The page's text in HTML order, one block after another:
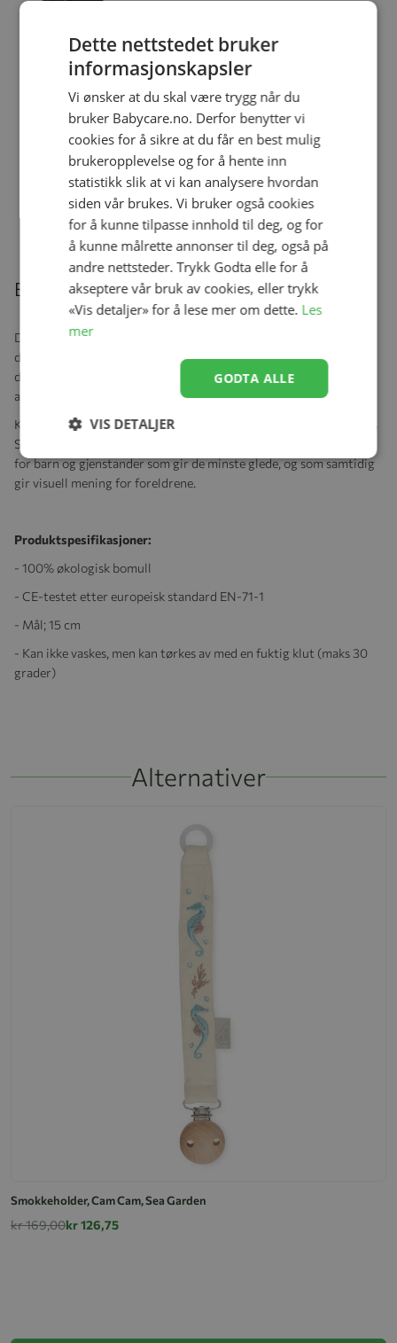
Ullbody, Helledussen, Deep Oak
kr 279,00kr 167,40
Ullongs, Helledussen, Navy
kr 279,00 kr 167,40
Beskrivelse
Denne fine stroppen er ideell for å holde godt fast i smokken til
den lille, slik at den ikke går tapt eller faller på gulvet. På en travel
dag med et lite barn vil denne smokkstroppen være litt hjelp for
alle foreldre og barn.
Konges Sløjd garanterer 100 prosent for kvaliteten på alle Konges
Sløjd produkter. Designfilosofien er å lage smakfull interiørdesign
for barn og gjenstander som gir de minste glede, og som samtidig
gir visuell mening for foreldrene.
Produktspesifikasjoner:
- 100% økologisk bomull
- CE-testet etter europeisk standard EN-71-1
- Mål; 15 cm
- Kan ikke vaskes, men kan tørkes av med en fuktig klut (maks 30
grader)
Alternativer
Smokkeholder, Cam Cam, Sea Garden
kr 169,00kr 126,75
Dette nettstedet bruker
informasjonskapsler
Vi ønsker at du skal være trygg når du
bruker Babycare.no. Derfor benytter vi
cookies for å sikre at du får en best mulig
brukeropplevelse og for å hente inn
statistikk slik at vi kan analysere hvordan
siden vår brukes. Vi bruker også cookies
for å kunne tilpasse innhold til deg, og for
å kunne målrette annonser til deg, også på
andre nettsteder. Trykk Godta elle for å
akseptere vår bruk av cookies, eller trykk
«Vis detaljer» for å lese mer om dette. Les
mer
GODTA ALLE
VIS DETALJER